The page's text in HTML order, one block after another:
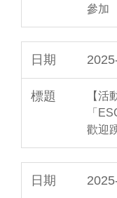
參加
【活
「
歡迎